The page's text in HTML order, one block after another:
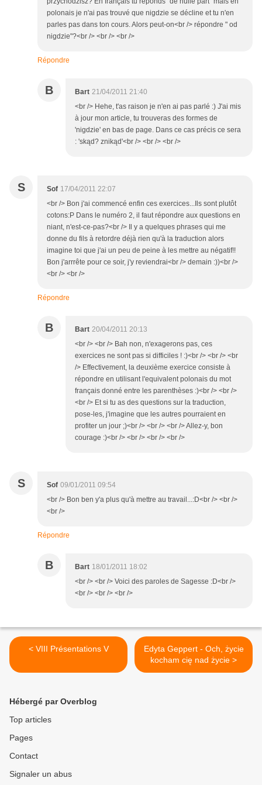
polonais je n'ai pas trouvé que nigdzie se décline et tu n'en
parles pas dans ton cours. Alors peut-on<br /> répondre " od
nigdzie"?<br /> <br /> <br />
Répondre
B Bart 21/04/2011 21:40
<br /> Hehe, t'as raison je n'en ai pas parlé :) J'ai mis
à jour mon article, tu trouveras des formes de
'nigdzie' en bas de page. Dans ce cas précis ce sera
: 'skąd? znikąd'<br /> <br /> <br />
S Sof 17/04/2011 22:07
<br /> Bon j'ai commencé enfin ces exercices...Ils sont plutôt
cotons:P Dans le numéro 2, il faut répondre aux questions en
niant, n'est-ce-pas?<br /> Il y a quelques phrases qui me
donne du fils à retordre déjà rien qu'à la traduction alors
imagine toi que j'ai un peu de peine à les mettre au négatif!!
Bon j'arrrête pour ce soir, j'y reviendrai<br /> demain :))<br />
<br /> <br />
Répondre
B Bart 20/04/2011 20:13
<br /> <br /> Bah non, n'exagerons pas, ces
exercices ne sont pas si difficiles ! :)<br /> <br /> <br
/> Effectivement, la deuxième exercice consiste à
répondre en utilisant l'equivalent polonais du mot
français donné entre les parenthèses :)<br /> <br />
<br /> Et si tu as des questions sur la traduction,
pose-les, j'imagine que les autres pourraient en
profiter un jour ;)<br /> <br /> <br /> Allez-y, bon
courage :)<br /> <br /> <br /> <br />
S Sof 09/01/2011 09:54
<br /> Bon ben y'a plus qu'à mettre au travail...:D<br /> <br />
<br />
Répondre
B Bart 18/01/2011 18:02
<br /> <br /> Voici des paroles de Sagesse :D<br />
<br /> <br /> <br />
< VIII Présentations V
Edyta Geppert - Och, życie
kocham cię nad życie >
Hébergé par Overblog
Top articles
Pages
Contact
Signaler un abus